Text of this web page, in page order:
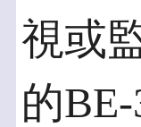
視或
的